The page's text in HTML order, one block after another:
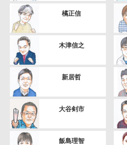
橘正信
木津信之
新居哲
大谷剣市
飯島理智